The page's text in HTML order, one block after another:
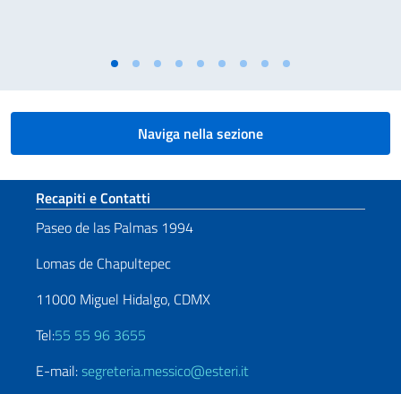
Naviga nella sezione
Sezione footer
Recapiti e Contatti
Paseo de las Palmas 1994
Lomas de Chapultepec
11000 Miguel Hidalgo, CDMX
Tel:55 55 96 3655
E-mail:segreteria.messico@esteri.it